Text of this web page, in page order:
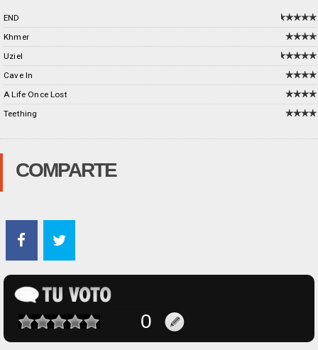
END
Khmer
Uziel
Cave In
A Life Once Lost
Teething
COMPARTE